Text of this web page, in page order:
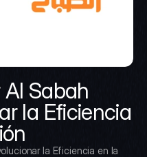
Sabah
la Eficiencia
la Eficiencia en la